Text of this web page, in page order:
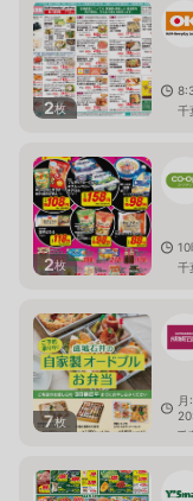
2枚
千
2枚
10
千
7枚
千